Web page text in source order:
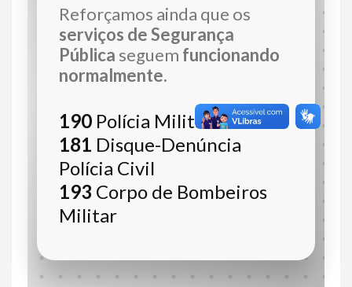
Reforçamos ainda que os
serviços de Segurança
Pública seguem funcionando
normalmente.
190 Polícia Militar
181 Disque-Denúncia
Polícia Civil
193 Corpo de Bombeiros
Militar